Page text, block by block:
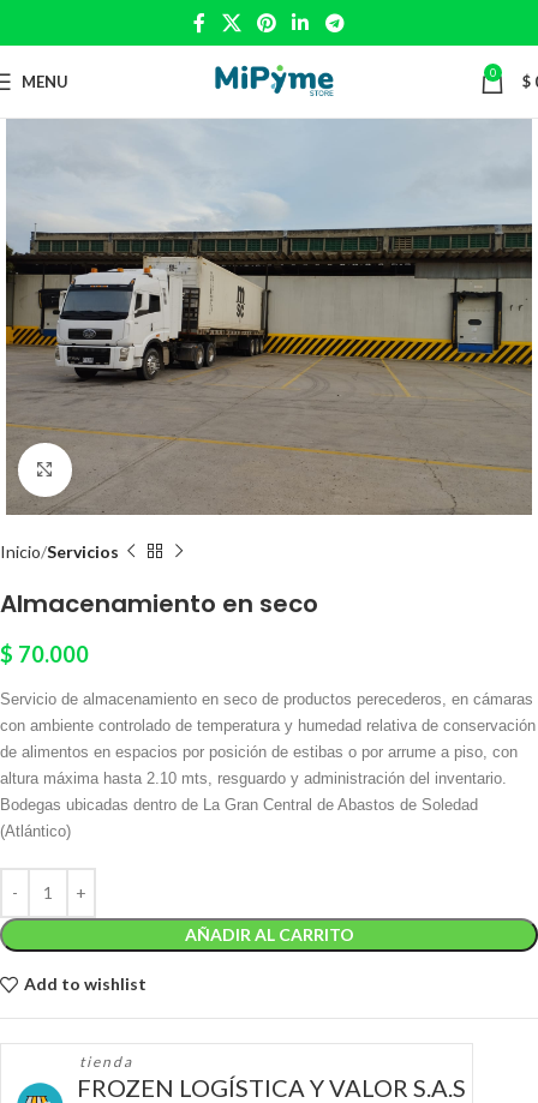
MENU 0 $
Click to enlarge
Inicio Servicios
Almacenamiento en seco
$ 70.000
Servicio de almacenamiento en seco de productos perecederos, en cámaras
con ambiente controlado de temperatura y humedad relativa de conservación
de alimentos en espacios por posición de estibas o por arrume a piso, con
altura máxima hasta 2.10 mts, resguardo y administración del inventario.
Bodegas ubicadas dentro de La Gran Central de Abastos de Soledad
(Atlántico)
AÑADIR AL CARRITO
Add to wishlist
tienda
FROZEN LOGÍSTICA Y VALOR S.A.S